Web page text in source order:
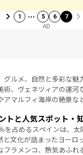
1 … 5 6 7
AD
ルメ、自然と多彩な魅
術、ヴェネツィアの運
アマルフィ海岸の絶景
を楽しませてくれるイ
報はコンテンツ一覧を参
トと人気スポット・
を占めるスペインは、
と文化が詰まったヨー
フラメンコ、熱気あふ